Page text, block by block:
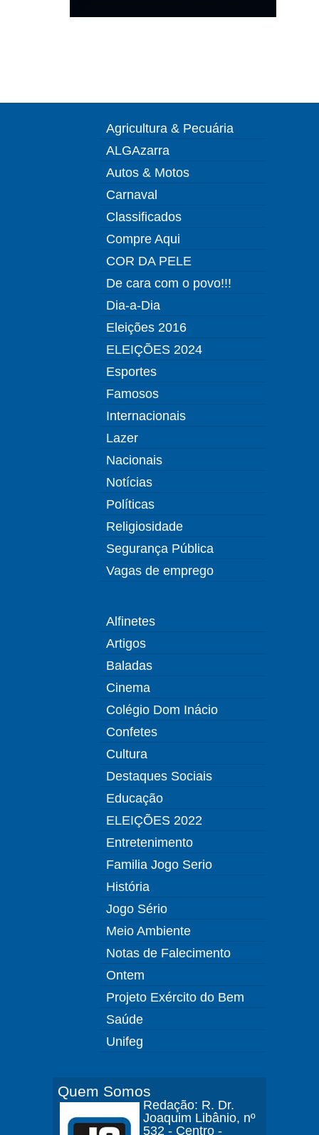
Agricultura & Pecuária
ALGAzarra
Autos & Motos
Carnaval
Classificados
Compre Aqui
COR DA PELE
De cara com o povo!!!
Dia-a-Dia
Eleições 2016
ELEIÇÕES 2024
Esportes
Famosos
Internacionais
Lazer
Nacionais
Notícias
Políticas
Religiosidade
Segurança Pública
Vagas de emprego
Alfinetes
Artigos
Baladas
Cinema
Colégio Dom Inácio
Confetes
Cultura
Destaques Sociais
Educação
ELEIÇÕES 2022
Entretenimento
Familia Jogo Serio
História
Jogo Sério
Meio Ambiente
Notas de Falecimento
Ontem
Projeto Exército do Bem
Saúde
Unifeg
Quem Somos
Redação: R. Dr.
Joaquim Libânio, nº
532 - Centro -